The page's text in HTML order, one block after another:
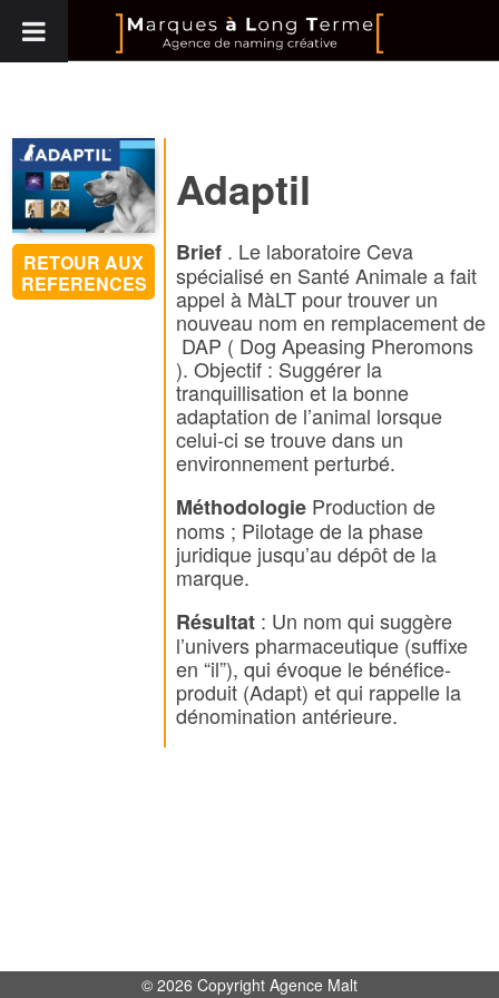
RETOUR AUX
REFERENCES
Adaptil
Brief . Le laboratoire Ceva
spécialisé en Santé Animale a fait
appel à MàLT pour trouver un
nouveau nom en remplacement de
DAP ( Dog Apeasing Pheromons
). Objectif : Suggérer la
tranquillisation et la bonne
adaptation de l’animal lorsque
celui-ci se trouve dans un
environnement perturbé.
Méthodologie Production de
noms ; Pilotage de la phase
juridique jusqu’au dépôt de la
marque.
Résultat : Un nom qui suggère
l’univers pharmaceutique (suffixe
en “il”), qui évoque le bénéfice-
produit (Adapt) et qui rappelle la
dénomination antérieure.
© 2026 Copyright Agence Malt